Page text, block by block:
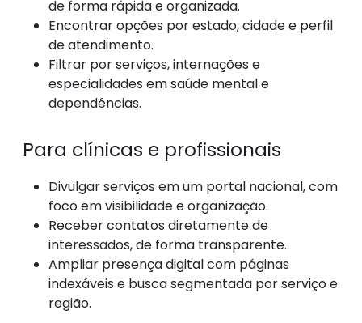
de forma rápida e organizada.
Encontrar opções por estado, cidade e perfil
de atendimento.
Filtrar por serviços, internações e
especialidades em saúde mental e
dependências.
Para clínicas e profissionais
Divulgar serviços em um portal nacional, com
foco em visibilidade e organização.
Receber contatos diretamente de
interessados, de forma transparente.
Ampliar presença digital com páginas
indexáveis e busca segmentada por serviço e
região.